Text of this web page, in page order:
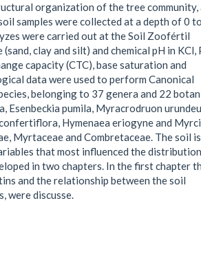
organization of the tree community,
samples were collected at a depth of 0
were carried out at the Soil Zoofértil
clay and silt) and chemical pH in KCl,
capacity (CTC), base saturation and
data were used to perform Canonical
belonging to 37 genera and 22
pumila, Myracrodruon
Hymenaea eriogyne and
Myrtaceae and Combretaceae. The soil is
that most influenced the
in two chapters. In the first chapter
and the relationship between the soil
were discusse.